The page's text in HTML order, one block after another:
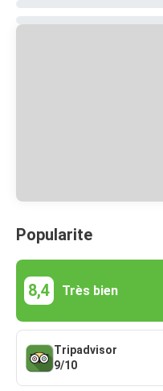
Popularite
8,4 Très bien
Tripadvisor
9/10